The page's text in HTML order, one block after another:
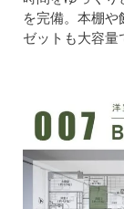
を完備。本棚
ゼットも大容量